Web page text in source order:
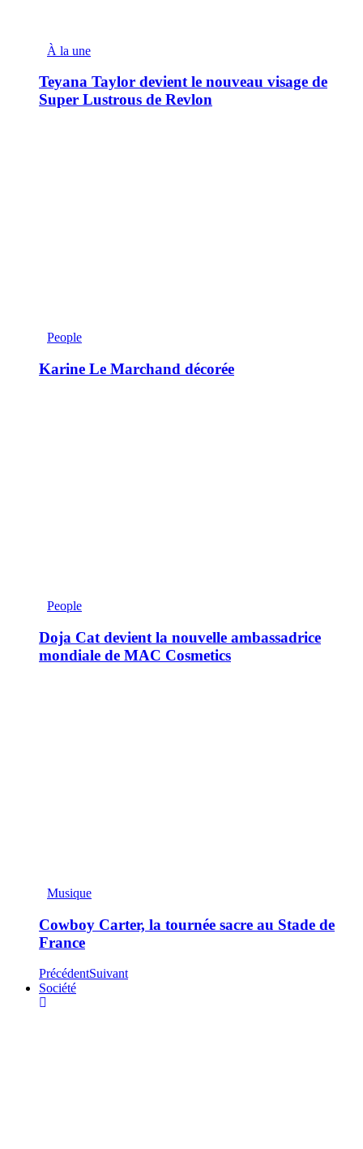
À la une
Teyana Taylor devient le nouveau visage de
Super Lustrous de Revlon
People
Karine Le Marchand décorée
People
Doja Cat devient la nouvelle ambassadrice
mondiale de MAC Cosmetics
Musique
Cowboy Carter, la tournée sacre au Stade de
France
PrécédentSuivant
Société